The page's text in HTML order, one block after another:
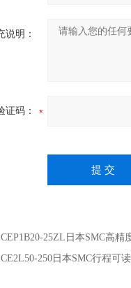
说明：
证码：
CEP1B20-25ZL日本SMC高精
CE2L50-250日本SMC行程可